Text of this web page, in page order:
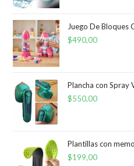
Juego De Bloques
$490,00
Plancha con
$550,00
Plantillas con
$199,00